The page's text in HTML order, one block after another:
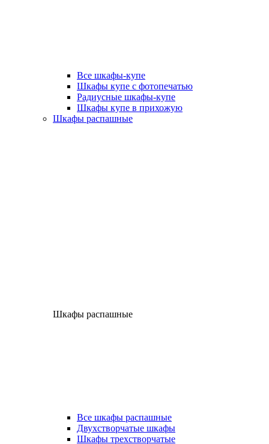
Все шкафы-купе
Шкафы купе с фотопечатью
Радиусные шкафы-купе
Шкафы купе в прихожую
Шкафы распашные
Шкафы распашные
Все шкафы распашные
Двухстворчатые шкафы
Шкафы трехстворчатые